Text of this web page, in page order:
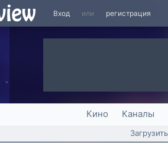
Вход или регистрация
Кино Каналы
Загрузить